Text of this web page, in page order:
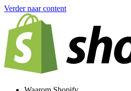
Verder naar content